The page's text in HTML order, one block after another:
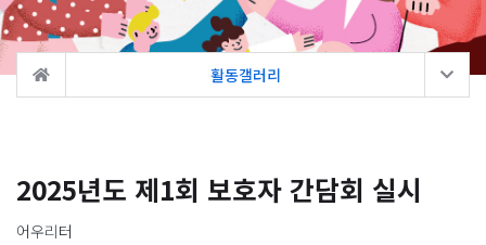
활동갤러리
2025년도 제1회 보호자 간담회 실시
어우리터